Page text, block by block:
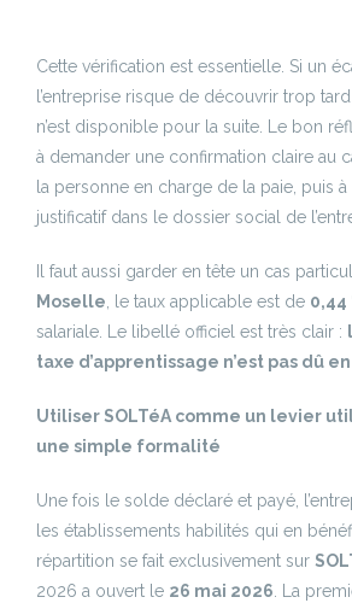
Cette vérification est essentielle. Si un
l’entreprise risque de découvrir trop
n’est disponible pour la suite. Le bon
à demander une confirmation claire au
la personne en charge de la paie, puis
justificatif dans le dossier social de
Il faut aussi garder en tête un cas
Moselle, le taux applicable est de 0,44
salariale. Le libellé officiel est très clair :
taxe d’apprentissage n’est pas dû
Utiliser SOLTéA comme un levier
une simple formalité
Une fois le solde déclaré et payé,
les établissements habilités qui en
répartition se fait exclusivement sur
2026 a ouvert le 26 mai 2026. La